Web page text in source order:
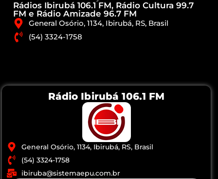
Rádios Ibirubá 106.1 FM, Rádio Cultura 99.7
FM e Rádio Amizade 96.7 FM
General Osório, 1134, Ibirubá, RS, Brasil
(54) 3324-1758
Rádio Ibirubá 106.1 FM
General Osório, 1134, Ibirubá, RS, Brasil
(54) 3324-1758
ibiruba@sistemaepu.com.br